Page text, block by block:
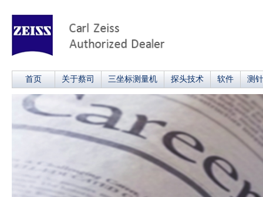
首页 关于蔡司 三坐标测量机 探头技术 软件 测